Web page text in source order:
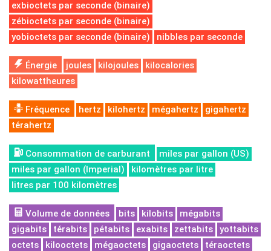
exbioctets par seconde (binaire)
zébioctets par seconde (binaire)
yobioctets par seconde (binaire)
nibbles par seconde
Énergie joules kilojoules
kilocalories
kilowattheures
Fréquence hertz kilohertz mégahertz
gigahertz
térahertz
Consommation de carburant
miles par gallon (US)
miles par gallon (Imperial)
kilomètres par litre
litres par 100 kilomètres
Volume de données bits kilobits
mégabits
gigabits
térabits pétabits exabits zettabits
yottabits
octets
kilooctets mégaoctets gigaoctets
téraoctets